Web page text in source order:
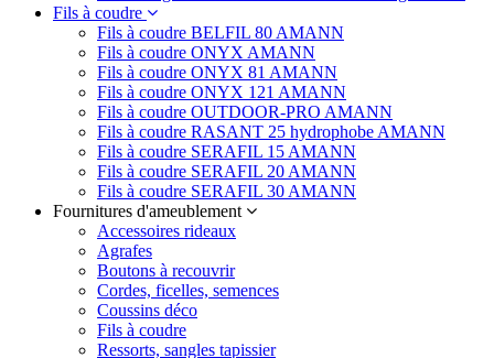
Fils à coudre
Fils à coudre BELFIL 80 AMANN
Fils à coudre ONYX AMANN
Fils à coudre ONYX 81 AMANN
Fils à coudre ONYX 121 AMANN
Fils à coudre OUTDOOR-PRO AMANN
Fils à coudre RASANT 25 hydrophobe AMANN
Fils à coudre SERAFIL 15 AMANN
Fils à coudre SERAFIL 20 AMANN
Fils à coudre SERAFIL 30 AMANN
Fournitures d'ameublement
Accessoires rideaux
Agrafes
Boutons à recouvrir
Cordes, ficelles, semences
Coussins déco
Fils à coudre
Ressorts, sangles tapissier